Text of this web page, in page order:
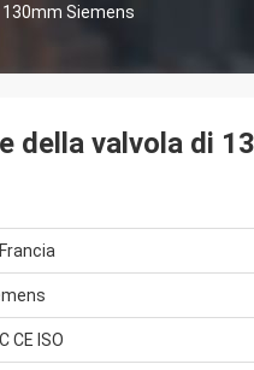
130mm Siemens
della valvola di
CE ISO